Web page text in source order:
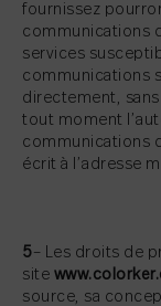
fournissez
communications
services
communications
directement,
tout moment
communications
écrit à l’adresse
5– Les droits de
site
source, sa